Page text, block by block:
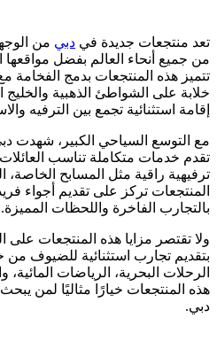
تعد منتجعات جديدة في دبي من
من جميع أنحاء العالم بفضل مواقعها
تتميز هذه المنتجعات بدمج الفخامة
خلابة على الشواطئ الذهبية والخليج
إقامة استثنائية تجمع بين الترفيه
مع التوسع السياحي الكبير، شهدت
تقدم خدمات متكاملة تناسب العائلات
ترفيهية راقية مثل المسابح الخاصة،
المنتجعات تركز على تقديم أجواء
بالتجارب الفاخرة واللحظات المميزة.
ولا تقتصر مزايا هذه المنتجعات على
بتقديم تجارب استثنائية للضيوف من
الرحلات البحرية، الرياضات
هذه المنتجعات خيارًا مثاليًا لمن
دبي.